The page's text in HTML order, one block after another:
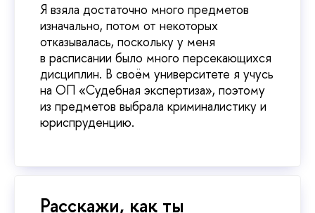
Я взяла достаточно много предметов
изначально, потом от некоторых
отказывалась, поскольку у меня
в расписании было много персекающихся
дисциплин. В своём университете я учусь
на ОП «Судебная экспертиза», поэтому
из предметов выбрала криминалистику и
юриспруденцию.
Расскажи, как ты